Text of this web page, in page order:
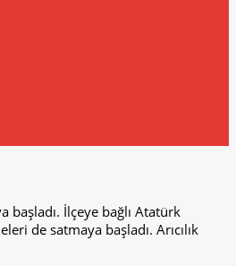
başladı. İlçeye bağlı Atatürk
de satmaya başladı. Arıcılık